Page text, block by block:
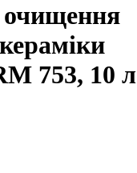
очищення
753, 10 л